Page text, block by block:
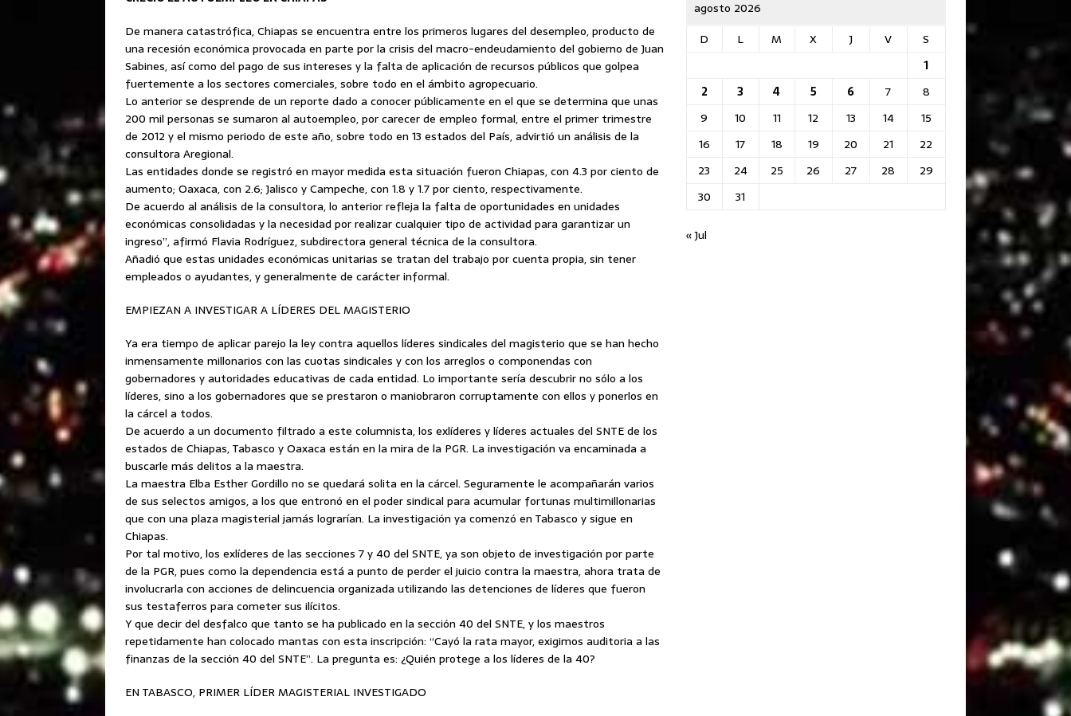
De manera catastrófica, Chiapas se encuentra entre los primeros lugares del desempleo, producto de
una recesión económica provocada en parte por la crisis del macro-endeudamiento del gobierno de Juan
Sabines, así como del pago de sus intereses y la falta de aplicación de recursos públicos que golpea
fuertemente a los sectores comerciales, sobre todo en el ámbito agropecuario.
Lo anterior se desprende de un reporte dado a conocer públicamente en el que se determina que unas
200 mil personas se sumaron al autoempleo, por carecer de empleo formal, entre el primer trimestre
de 2012 y el mismo periodo de este año, sobre todo en 13 estados del País, advirtió un análisis de la
consultora Aregional.
Las entidades donde se registró en mayor medida esta situación fueron Chiapas, con 4.3 por ciento de
aumento; Oaxaca, con 2.6; Jalisco y Campeche, con 1.8 y 1.7 por ciento, respectivamente.
De acuerdo al análisis de la consultora, lo anterior refleja la falta de oportunidades en unidades
económicas consolidadas y la necesidad por realizar cualquier tipo de actividad para garantizar un
ingreso”, afirmó Flavia Rodríguez, subdirectora general técnica de la consultora.
Añadió que estas unidades económicas unitarias se tratan del trabajo por cuenta propia, sin tener
empleados o ayudantes, y generalmente de carácter informal.
EMPIEZAN A INVESTIGAR A LÍDERES DEL MAGISTERIO
Ya era tiempo de aplicar parejo la ley contra aquellos líderes sindicales del magisterio que se han hecho
inmensamente millonarios con las cuotas sindicales y con los arreglos o componendas con
gobernadores y autoridades educativas de cada entidad. Lo importante sería descubrir no sólo a los
líderes, sino a los gobernadores que se prestaron o maniobraron corruptamente con ellos y ponerlos en
la cárcel a todos.
De acuerdo a un documento filtrado a este columnista, los exlíderes y líderes actuales del SNTE de los
estados de Chiapas, Tabasco y Oaxaca están en la mira de la PGR. La investigación va encaminada a
buscarle más delitos a la maestra.
La maestra Elba Esther Gordillo no se quedará solita en la cárcel. Seguramente le acompañarán varios
de sus selectos amigos, a los que entronó en el poder sindical para acumular fortunas multimillonarias
que con una plaza magisterial jamás lograrían. La investigación ya comenzó en Tabasco y sigue en
Chiapas.
Por tal motivo, los exlíderes de las secciones 7 y 40 del SNTE, ya son objeto de investigación por parte
de la PGR, pues como la dependencia está a punto de perder el juicio contra la maestra, ahora trata de
involucrarla con acciones de delincuencia organizada utilizando las detenciones de líderes que fueron
sus testaferros para cometer sus ilícitos.
Y que decir del desfalco que tanto se ha publicado en la sección 40 del SNTE, y los maestros
repetidamente han colocado mantas con esta inscripción: “Cayó la rata mayor, exigimos auditoria a las
finanzas de la sección 40 del SNTE”. La pregunta es: ¿Quién protege a los líderes de la 40?
EN TABASCO, PRIMER LÍDER MAGISTERIAL INVESTIGADO
agosto 2026
D
L M X J V
S
1
2
3 4 5 6 7
8
9
10 11 12 13 14
15
16
17 18 19 20 21
22
23
24 25 26 27 28
29
30
31
« Jul